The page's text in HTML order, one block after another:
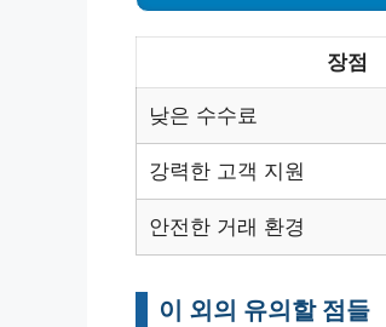
장점
낮은 수수료
강력한 고객 지원
안전한 거래 환경
이 외의 유의할 점들